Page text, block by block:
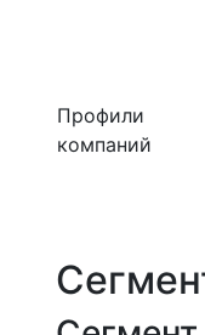
Профили
компаний